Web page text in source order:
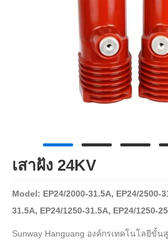
เสาฝัง 24KV
Model: EP24/2000-31.5A, EP24/2500-
31.5A, EP24/1250-31.5A, EP24/1250-
Sunway Hanguang องค์กรเทคโนโลยีขั้